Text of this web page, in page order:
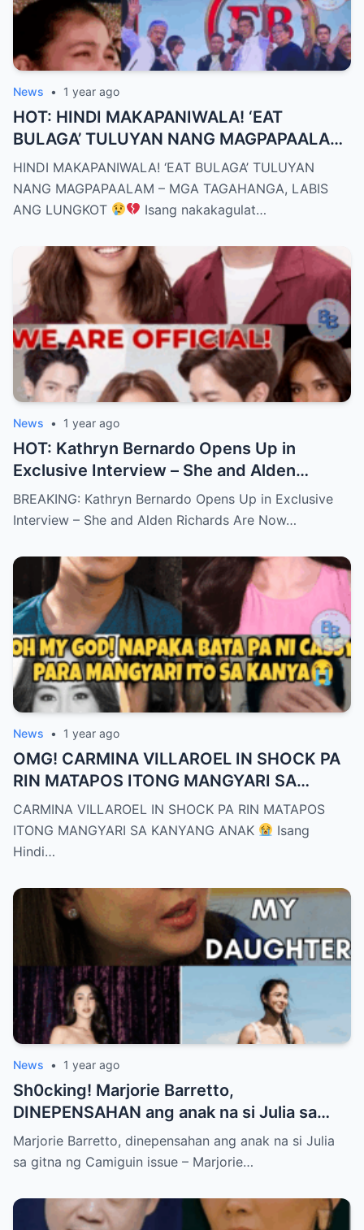
News • 1 year ago
HOT: HINDI MAKAPANIWALA! ‘EAT
BULAGA’ TULUYAN NANG MAGPAPAALAM
– MGA TAGAHANGA, LABIS ANG LUNGKOT
HINDI MAKAPANIWALA! ‘EAT BULAGA’ TULUYAN
NANG MAGPAPAALAM – MGA TAGAHANGA, LABIS
ANG LUNGKOT
Isang nakakagulat…
News • 1 year ago
HOT: Kathryn Bernardo Opens Up in
Exclusive Interview – She and Alden
Richards Are Now Officially Together
BREAKING: Kathryn Bernardo Opens Up in Exclusive
Interview – She and Alden Richards Are Now…
News • 1 year ago
OMG! CARMINA VILLAROEL IN SHOCK PA
RIN MATAPOS ITONG MANGYARI SA
KANYANG ANAK
CARMINA VILLAROEL IN SHOCK PA RIN MATAPOS
ITONG MANGYARI SA KANYANG ANAK
Isang
Hindi…
News • 1 year ago
Sh0cking! Marjorie Barretto,
DINEPENSAHAN ang anak na si Julia sa
gitna ng Camiguin issue
Marjorie Barretto, dinepensahan ang anak na si Julia
sa gitna ng Camiguin issue – Marjorie…